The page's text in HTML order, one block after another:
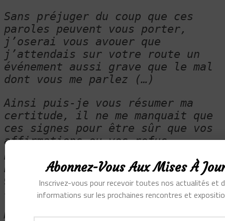
Sans préjuger du coup que ces
paroles peuvent vous porter,
j’oserai vous avouer que
j’attendais sur votre route un
événement aussi grave que le mal
dont vous me parlez (…)
Ainsi puis-je vous résumer ma
certitude, il ne me manquait que
ces signes pour être sûr que vos
affirmations ou vos refus
portaient loin et que vous
parliez au nom de votre
génération. C’est dur de se
soigner si jeune.
Mais ce n’est rien dès que l’on a
Abonnez-Vous Aux Mises À
Inscrivez-vous pour recevoir toutes nos actualités et
informations sur les prochaines rencontres et